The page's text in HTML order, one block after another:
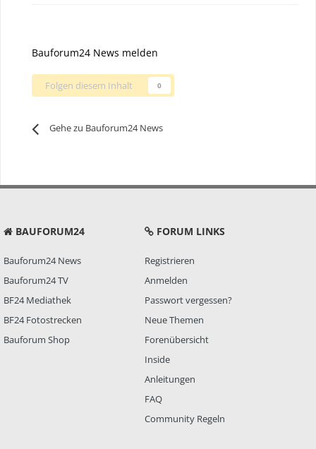
Bauforum24 News melden
Folgen diesem Inhalt 0
Gehe zu Bauforum24 News
BAUFORUM24
Bauforum24 News
Bauforum24 TV
BF24 Mediathek
BF24 Fotostrecken
Bauforum Shop
FORUM LINKS
Registrieren
Anmelden
Passwort vergessen?
Neue Themen
Forenübersicht
Inside
Anleitungen
FAQ
Community Regeln